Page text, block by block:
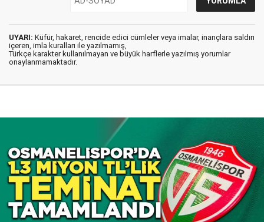
UYARI: Küfür, hakaret, rencide edici cümleler veya imalar, inançlara saldırı
içeren, imla kuralları ile yazılmamış,
Türkçe karakter kullanılmayan ve büyük harflerle yazılmış yorumlar
onaylanmamaktadır.